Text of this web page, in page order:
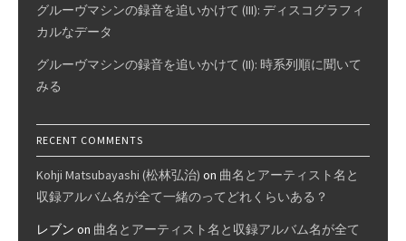
グルーヴマシンの録音を追いかけて (III): ディスコグラフィ
カルなデータ
グルーヴマシンの録音を追いかけて (II): 時系列順に聞いて
みる
RECENT COMMENTS
Kohji Matsubayashi (松林弘治) on 曲名とアーティスト名と
収録アルバム名が全て一緒のってどれくらいある？
レブン on 曲名とアーティスト名と収録アルバム名が全て